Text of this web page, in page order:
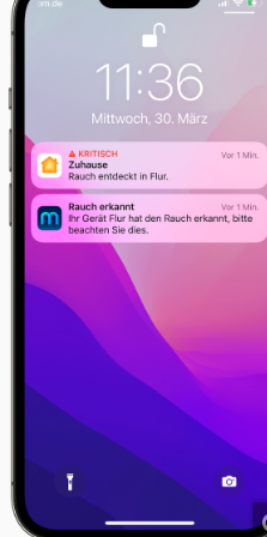
von 46,56 € bietet Meross
Auswahl. Auf der sicheren
14604 für
Rauchmelder hat, bekommt
Der BeitragMeross
aufSmartApfel.de